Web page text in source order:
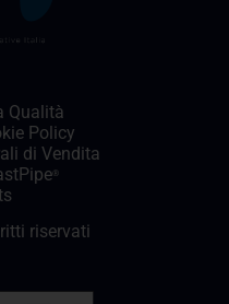
Qualità
Policy
di Vendita
®
riservati